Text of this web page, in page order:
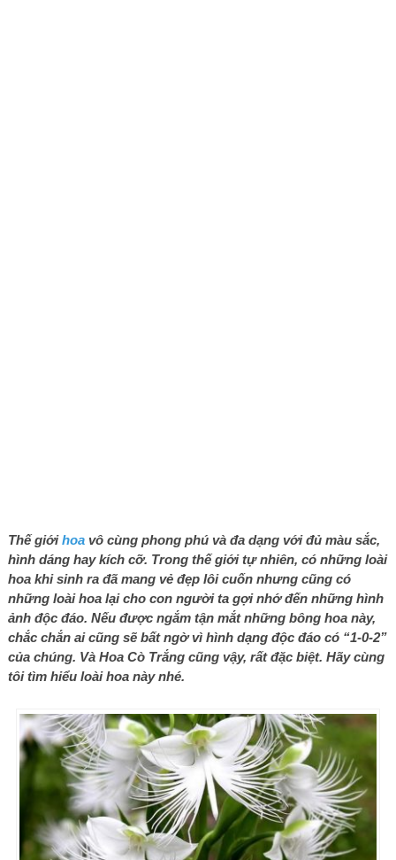
Thế giớihoavô cùng phong phú và đa dạng với đủ màu sắc,
hình dáng hay kích cỡ. Trong thế giới tự nhiên, có những loài
hoa khi sinh ra đã mang vẻ đẹp lôi cuốn nhưng cũng có
những loài hoa lại cho con người ta gợi nhớ đến những hình
ảnh độc đáo. Nếu được ngắm tận mắt những bông hoa này,
chắc chắn ai cũng sẽ bất ngờ vì hình dạng độc đáo có “1-0-2”
của chúng. Và Hoa Cò Trắng cũng vậy, rất đặc biệt. Hãy cùng
tôi tìm hiểu loài hoa này nhé.